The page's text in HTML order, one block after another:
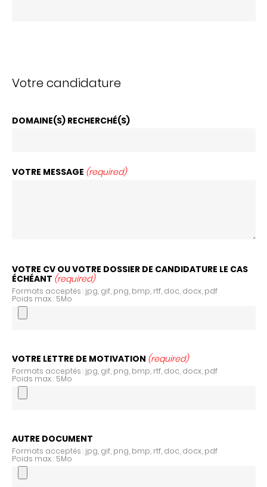
Votre candidature
DOMAINE(S) RECHERCHÉ(S)
VOTRE MESSAGE (required)
VOTRE CV OU VOTRE DOSSIER DE CANDIDATURE LE CAS
ÉCHÉANT (required)
Formats acceptés : jpg, gif, png, bmp, rtf, doc, docx, pdf
Poids max. : 5Mo
VOTRE LETTRE DE MOTIVATION (required)
Formats acceptés : jpg, gif, png, bmp, rtf, doc, docx, pdf
Poids max. : 5Mo
AUTRE DOCUMENT
Formats acceptés : jpg, gif, png, bmp, rtf, doc, docx, pdf
Poids max. : 5Mo